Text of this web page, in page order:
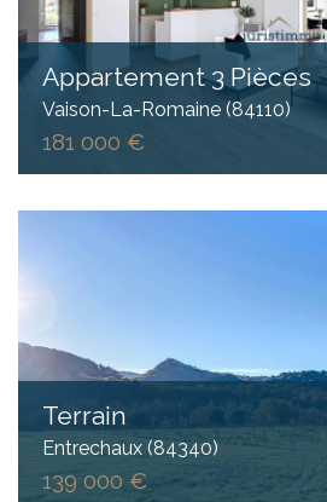
Piscine Terrasse
Appartement 3 Pièces
Vaison-La-Romaine (84110)
181 000 €
Terrain
Entrechaux (84340)
139 000 €